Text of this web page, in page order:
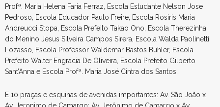
Profª. Maria Helena Faria Ferraz, Escola Estudante Nelson Jose
Pedroso, Escola Educador Paulo Freire, Escola Rosiris Maria
Andreucci Stopa, Escola Prefeito Takao Ono, Escola Therezinha
do Menino Jesus Silveira Campos Sirera, Escola Walda Paolinetti
Lozasso, Escola Professor Waldemar Bastos Buhler, Escola
Prefeito Walter Engrácia De Oliveira, Escola Prefeito Gilberto
Sant’Anna e Escola Profª. Maria José Cintra dos Santos.
E 10 praças e esquinas de avenidas importantes: Av. São João x